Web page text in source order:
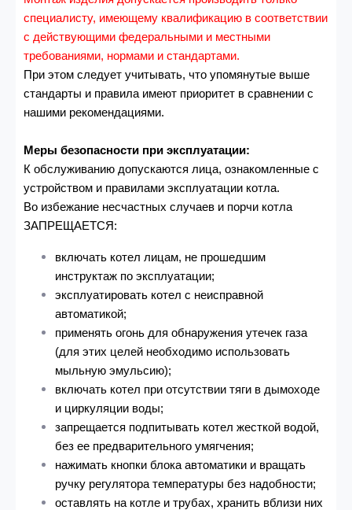
специалисту, имеющему квалификацию в соответствии
с действующими федеральными и местными
требованиями, нормами и стандартами.
При этом следует учитывать, что упомянутые выше
стандарты и правила имеют приоритет в сравнении с
нашими рекомендациями.
Меры безопасности при эксплуатации:
К обслуживанию допускаются лица, ознакомленные с
устройством и правилами эксплуатации котла.
Во избежание несчастных случаев и порчи котла
ЗАПРЕЩАЕТСЯ:
включать котел лицам, не прошедшим
инструктаж по эксплуатации;
эксплуатировать котел с неисправной
автоматикой;
применять огонь для обнаружения утечек газа
(для этих целей необходимо использовать
мыльную эмульсию);
включать котел при отсутствии тяги в дымоходе
и циркуляции воды;
запрещается подпитывать котел жесткой водой,
без ее предварительного умягчения;
нажимать кнопки блока автоматики и вращать
ручку регулятора температуры без надобности;
оставлять на котле и трубах, хранить вблизи них